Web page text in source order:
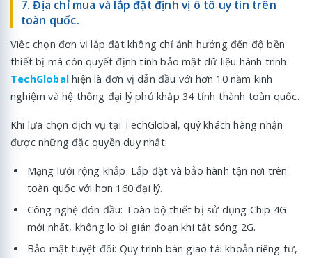
7. Địa chỉ mua và lắp đặt định vị ô tô uy tín trên
toàn quốc.
Việc chọn đơn vị lắp đặt không chỉ ảnh hưởng đến độ bền
thiết bị mà còn quyết định tính bảo mật dữ liệu hành trình.
TechGlobalhiện là đơn vị dẫn đầu với hơn 10 năm kinh
nghiệm và hệ thống đại lý phủ khắp 34 tỉnh thành toàn quốc.
Khi lựa chọn dịch vụ tại TechGlobal, quý khách hàng nhận
được những đặc quyền duy nhất:
Mạng lưới rộng khắp: Lắp đặt và bảo hành tận nơi trên
toàn quốc với hơn 160 đại lý.
Công nghệ đón đầu: Toàn bộ thiết bị sử dụng Chip 4G
mới nhất, không lo bị gián đoạn khi tắt sóng 2G.
Bảo mật tuyệt đối: Quy trình bàn giao tài khoản riêng tư,